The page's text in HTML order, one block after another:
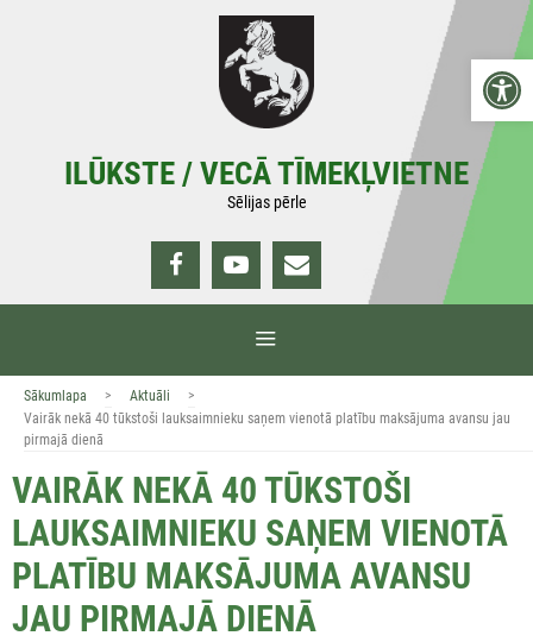
ILŪKSTE / VECĀ TĪMEKĻVIETNE
Sēlijas pērle
Sākumlapa > Aktuāli
>
Vairāk nekā 40 tūkstoši lauksaimnieku saņem vienotā platību maksājuma avansu jau
pirmajā dienā
VAIRĀK NEKĀ 40 TŪKSTOŠI
LAUKSAIMNIEKU SAŅEM VIENOTĀ
PLATĪBU MAKSĀJUMA AVANSU
JAU PIRMAJĀ DIENĀ